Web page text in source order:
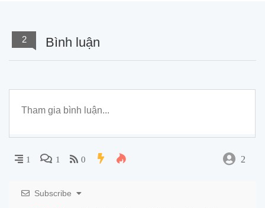
2 Bình luận
1 1 0 2
Subscribe